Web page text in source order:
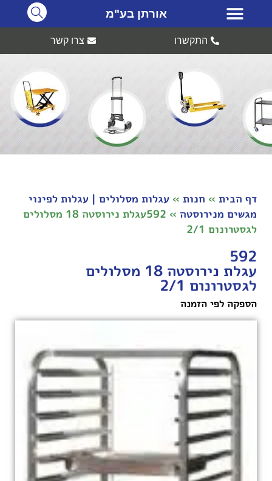
אורתן בע"מ
התקשרו צרו קשר
דף הבית » חנות » עגלות מסלולים | עגלות לפינוי
מגשים מנירוסטה »
592עגלת נירוסטה 18 מסלולים
לגסטרונום 2/1
592
עגלת נירוסטה 18 מסלולים
לגסטרונום 2/1
הספקה לפי הזמנה